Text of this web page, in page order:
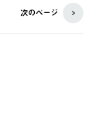
次のページ